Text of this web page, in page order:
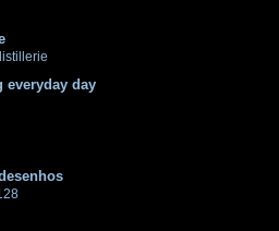
everyday day